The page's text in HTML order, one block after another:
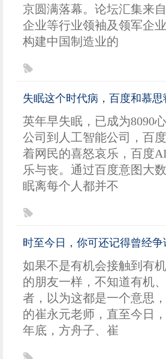
京圆满落幕。论坛汇集来
企业等行业领袖及领军企
构建中国制造业的
失眠这个时代病，百度和慕思
英年早失眠，已成为8090
公司到人工智能公司，百
着网民的喜怒哀乐，百度
乐与丧。通过百度意图大
眠离每个人都并不
时至今日，你可还记得曾经
如果不是有机会接触到有
的朋友一样，不知道有机
者，以为这都是一个意思
的崔永元老师，直至今日
年底，方舟子、崔